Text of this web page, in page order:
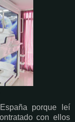
porque leí
con ellos